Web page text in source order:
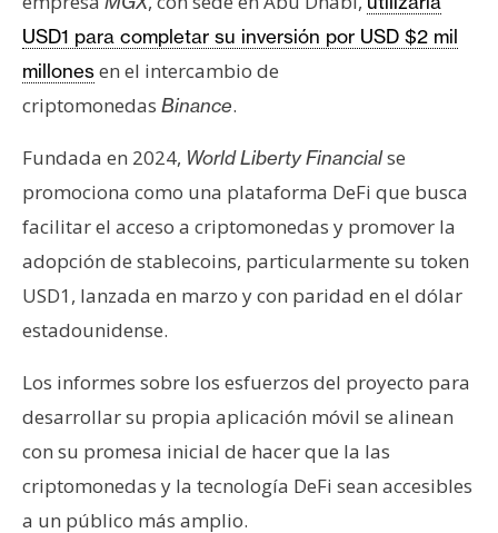
USD1 para completar su inversión por USD $2 mil
millonesen el intercambio de
criptomonedas Binance.
Fundada en 2024, World Liberty Financialse
promociona como una plataforma DeFi que busca
facilitar el acceso a criptomonedas y promover la
adopción de stablecoins, particularmente su token
USD1, lanzada en marzo y con paridad en el dólar
estadounidense.
Los informes sobre los esfuerzos del proyecto para
desarrollar su propia aplicación móvil se alinean
con su promesa inicial de hacer que la las
criptomonedas y la tecnología DeFi sean accesibles
a un público más amplio.